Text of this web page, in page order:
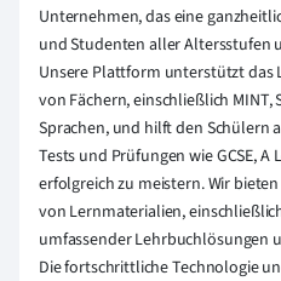
Unternehmen, das eine
und Studenten aller Altersstufen
Unsere Plattform unterstützt das
von Fächern, einschließlich MINT,
Sprachen, und hilft den Schülern
Tests und Prüfungen wie GCSE, A
erfolgreich zu meistern. Wir
von Lernmaterialien,
umfassender Lehrbuchlösungen
Die fortschrittliche Technologie